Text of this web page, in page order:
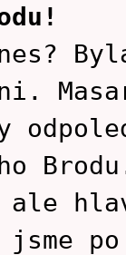
jsme